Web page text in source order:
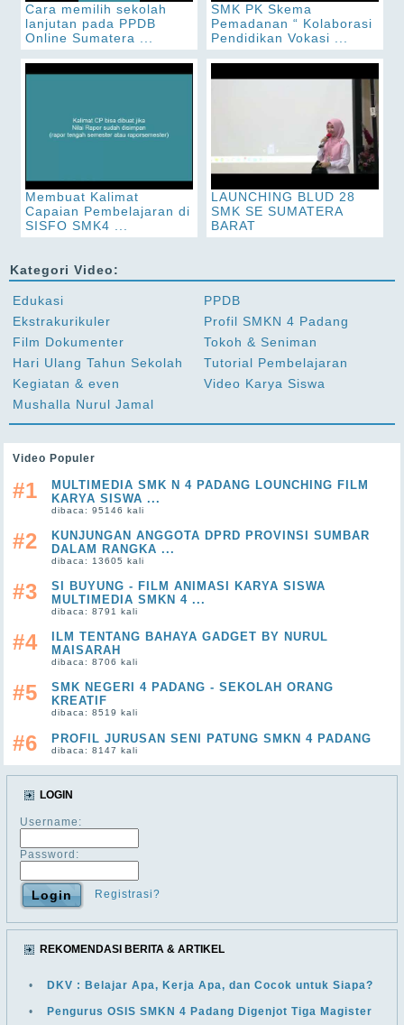
Cara memilih sekolah
lanjutan pada PPDB
Online Sumatera ...
SMK PK Skema
Pemadanan “ Kolaborasi
Pendidikan Vokasi ...
Membuat Kalimat
Capaian Pembelajaran di
SISFO SMK4 ...
LAUNCHING BLUD 28
SMK SE SUMATERA
BARAT
Kategori Video:
Edukasi
Ekstrakurikuler
Film Dokumenter
Hari Ulang Tahun Sekolah
Kegiatan & even
Mushalla Nurul Jamal
PPDB
Profil SMKN 4 Padang
Tokoh & Seniman
Tutorial Pembelajaran
Video Karya Siswa
Video Populer
#1
MULTIMEDIA SMK N 4 PADANG LOUNCHING FILM
KARYA SISWA ...
dibaca: 95146 kali
#2
KUNJUNGAN ANGGOTA DPRD PROVINSI SUMBAR
DALAM RANGKA ...
dibaca: 13605 kali
#3
SI BUYUNG - FILM ANIMASI KARYA SISWA
MULTIMEDIA SMKN 4 ...
dibaca: 8791 kali
#4
ILM TENTANG BAHAYA GADGET BY NURUL
MAISARAH
dibaca: 8706 kali
#5
SMK NEGERI 4 PADANG - SEKOLAH ORANG
KREATIF
dibaca: 8519 kali
#6 PROFIL JURUSAN SENI PATUNG SMKN 4 PADANG
dibaca: 8147 kali
LOGIN
Username:
Password:
Registrasi?
REKOMENDASI BERITA & ARTIKEL
• DKV : Belajar Apa, Kerja Apa, dan Cocok untuk Siapa?
• Pengurus OSIS SMKN 4 Padang Digenjot Tiga Magister